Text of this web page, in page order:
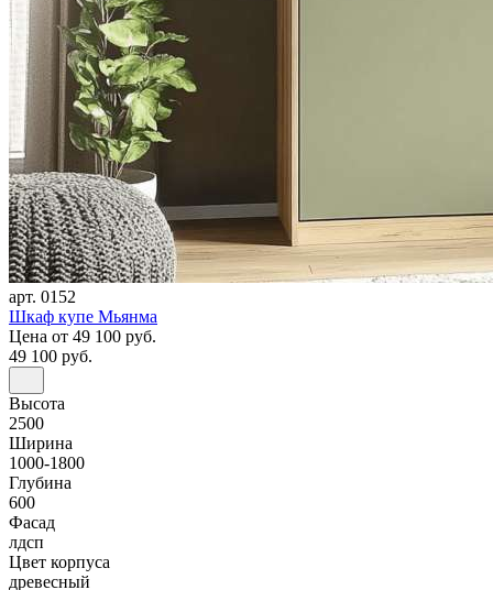
арт. 0152
Шкаф купе Мьянма
Цена от 49 100 руб.
49 100 руб.
Высота
2500
Ширина
1000-1800
Глубина
600
Фасад
лдсп
Цвет корпуса
древесный